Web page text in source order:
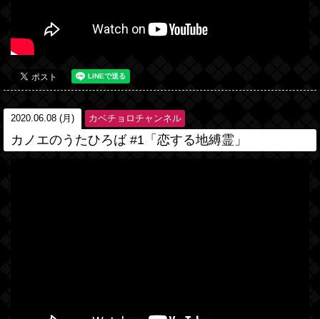
2020.06.08 (月) カベチョロチャンネル
カノエのうたひろば #1「恋する地縛霊」